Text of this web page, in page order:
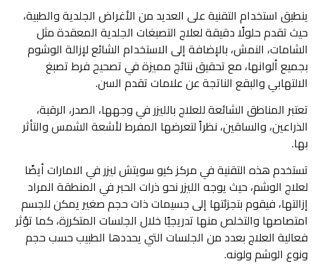
ينطبق استخدام التقنية على العديد من الأغراض الجلدية والطبية،
حيث تقدم حلولًا دقيقة لعلاج التصبغات الجلدية المعقدة مثل
الشامات، النمش، بالإضافة إلى الاستخدام الشائع لإزالة الوشوم
بجميع ألوانها، مع تحقيق نتائج مميزة في تصحيح فرط تصبغ
الالتهابي والبقع الناتجة عن علامات تقدم السن.
تعتبر المناطق الشائعة للعلاج بالليزر في وجهها، الصدر، الرقبة،
الذراعين، والساقين، نظراً لتعرضها المفرط لأشعة الشمس والتأثر
بها.
تستخدم هذه التقنية في مركز كيو سويتش ليزر في الامارات أيضًا
لعلاج الوشم، حيث يوجه الليزر نحو ذرات الحبر في المنطقة المراد
إزالتها، فيقوم بتجزئتها إلى جسيمات ذات حجم صغير يمكن للجسم
امتصاصها والتخلص منها تدريجيًا خلال الجلسات المتكررة، كما تؤثر
فعالية العلاج بعدد من الجلسات التي يحددها الطبيب حسب حجم
ونوع الوشم ولونه.